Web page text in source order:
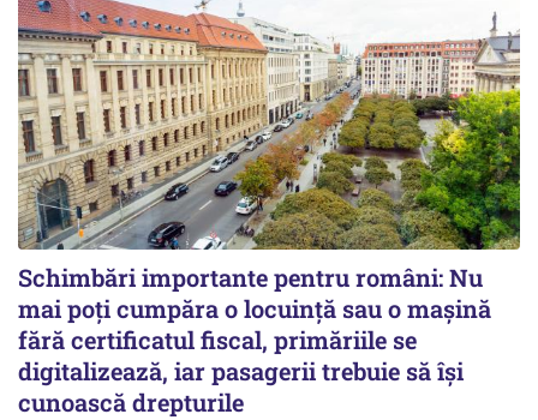
Schimbări importante pentru români: Nu
mai poți cumpăra o locuință sau o mașină
fără certificatul fiscal, primăriile se
digitalizează, iar pasagerii trebuie să își
cunoască drepturile